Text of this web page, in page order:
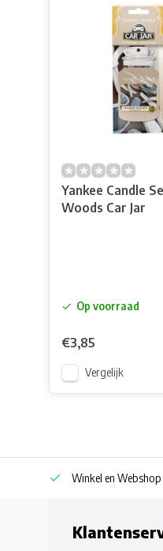
Yankee Candle
Woods Car Jar
Op voorraad
€3,85
Vergelijk
Winkel en Webshop